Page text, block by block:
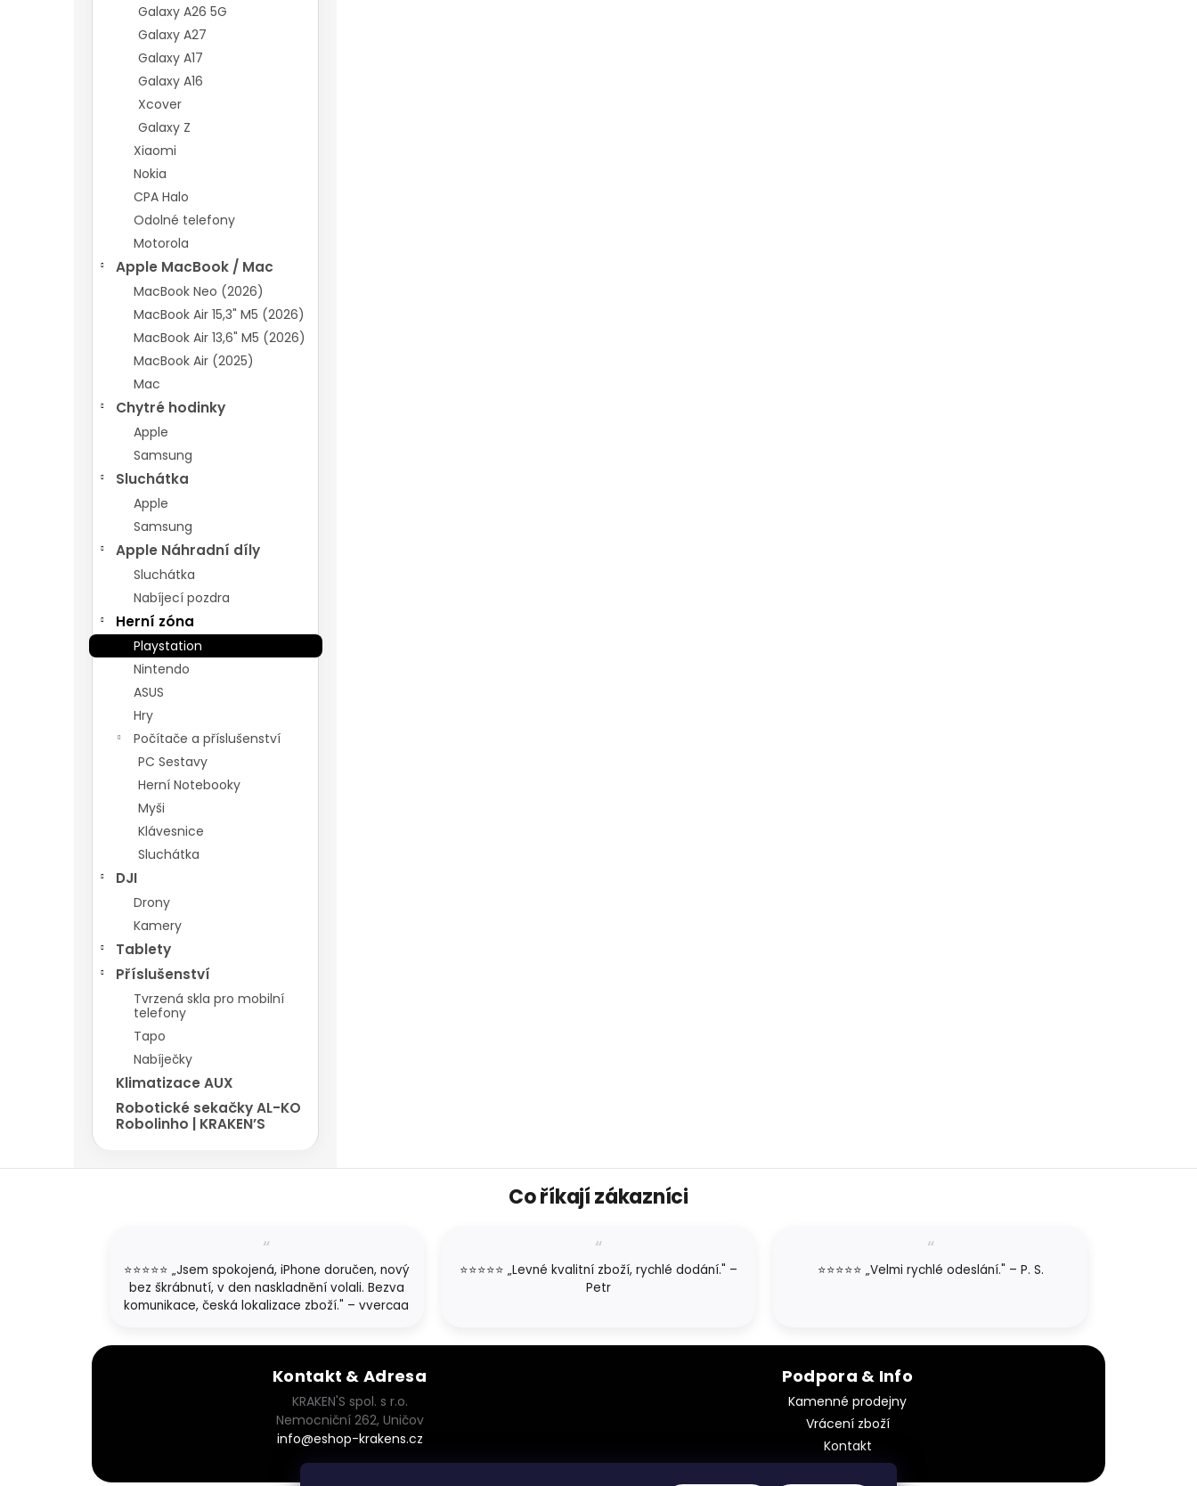
Galaxy A26 5G
Galaxy A27
Galaxy A17
Galaxy A16
Xcover
Galaxy Z
Xiaomi
Nokia
CPA Halo
Odolné telefony
Motorola
Apple MacBook / Mac
MacBook Neo (2026)
MacBook Air 15,3" M5 (2026)
MacBook Air 13,6" M5 (2026)
MacBook Air (2025)
Mac
Chytré hodinky
Apple
Samsung
Sluchátka
Apple
Samsung
Apple Náhradní díly
Sluchátka
Nabíjecí pozdra
Herní zóna
Playstation
Nintendo
ASUS
Hry
Počítače a příslušenství
PC Sestavy
Herní Notebooky
Myši
Klávesnice
Sluchátka
DJI
Drony
Kamery
Tablety
Příslušenství
Tvrzená skla pro mobilní
telefony
Tapo
Nabíječky
Klimatizace AUX
Robotické sekačky AL-KO
Robolinho | KRAKEN’S
Co říkají zákazníci
⭐⭐⭐⭐⭐ „Jsem spokojená, iPhone doručen, nový
bez škrábnutí, v den naskladnění volali. Bezva
komunikace, česká lokalizace zboží." – vvercaa
⭐⭐⭐⭐⭐ „Levné kvalitní zboží, rychlé dodání." –
Petr
⭐⭐⭐⭐⭐ „Velmi rychlé odeslání." – P. S.
Kontakt & Adresa
KRAKEN'S spol. s r.o.
Nemocniční 262, Uničov
info@eshop-krakens.cz
Podpora & Info
Kamenné prodejny
Vrácení zboží
Kontakt